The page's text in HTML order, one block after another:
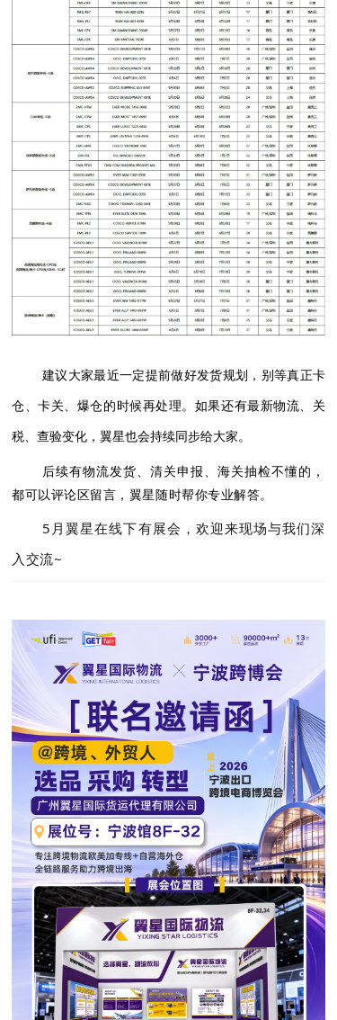
读
懂
胸
外
科
建议大家最近一定提前做好发货规划，别等真正卡
仓、卡关、爆仓的时候再处理。 如果还有最新物流、关
税、查验变化，翼星也会持续同步给大家。
后续有物流发货、清关申报、海关抽检不懂的，
都可以评论区留言，翼星随时帮你专业解答。
5月翼星在线下有展会，欢迎来现场与我们深
入交流~